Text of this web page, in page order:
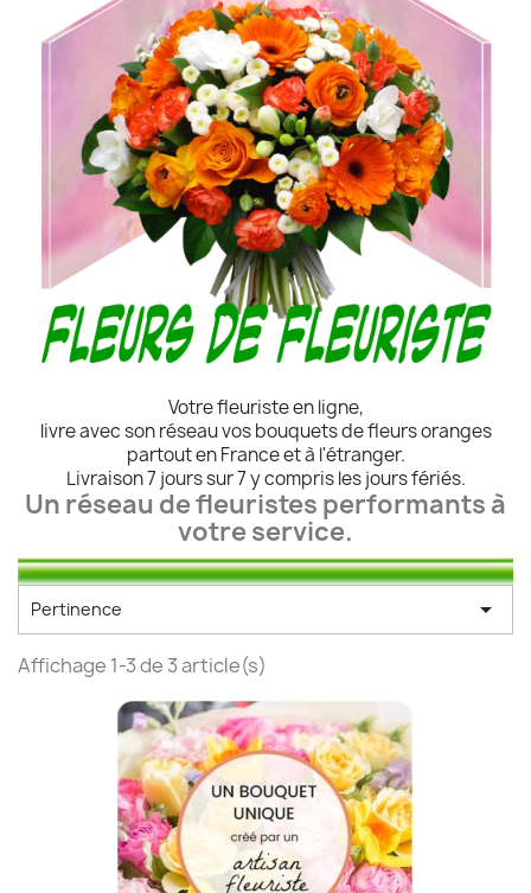
Votre fleuriste en ligne,
livre avec son réseau vos bouquets de fleurs oranges
partout en France et à l'étranger.
Livraison 7 jours sur 7 y compris les jours fériés.
Un réseau de fleuristes performants à
votre service.
Pertinence 
Affichage 1-3 de 3 article(s)